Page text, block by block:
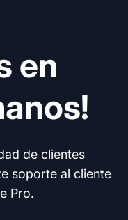
en
de clientes
soporte al cliente
Pro.